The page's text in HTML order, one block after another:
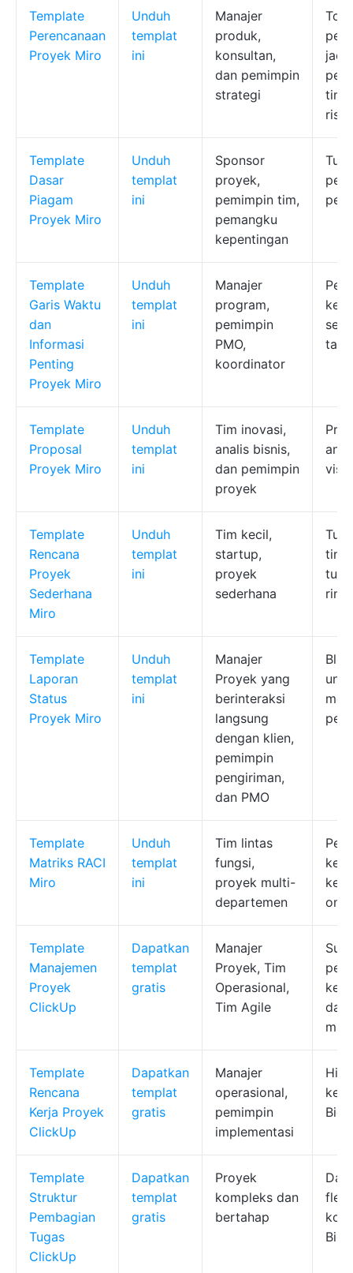
Template
Perencanaan
Proyek Miro
Unduh
templat
ini
Manajer
produk,
konsultan,
dan pemimpin
strategi
Template
Dasar
Piagam
Proyek Miro
Unduh
templat
ini
Sponsor
proyek,
pemimpin tim,
pemangku
kepentingan
Template
Garis Waktu
dan
Informasi
Penting
Proyek Miro
Unduh
templat
ini
Manajer
program,
pemimpin
PMO,
koordinator
Template
Proposal
Proyek Miro
Unduh
templat
ini
Tim inovasi,
analis bisnis,
dan pemimpin
proyek
Template
Rencana
Proyek
Sederhana
Miro
Unduh
templat
ini
Tim kecil,
startup,
proyek
sederhana
Template
Laporan
Status
Proyek Miro
Unduh
templat
ini
Manajer
Proyek yang
berinteraksi
langsung
dengan klien,
pemimpin
pengiriman,
dan PMO
Template
Matriks RACI
Miro
Unduh
templat
ini
Tim lintas
fungsi,
proyek multi-
departemen
Template
Manajemen
Proyek
ClickUp
Dapatkan
templat
gratis
Manajer
Proyek, Tim
Operasional,
Tim Agile
dan
Template
Rencana
Kerja Proyek
ClickUp
Dapatkan
templat
gratis
Manajer
operasional,
pemimpin
implementasi
Template
Struktur
Pembagian
Tugas
ClickUp
Dapatkan
templat
gratis
Proyek
kompleks dan
bertahap